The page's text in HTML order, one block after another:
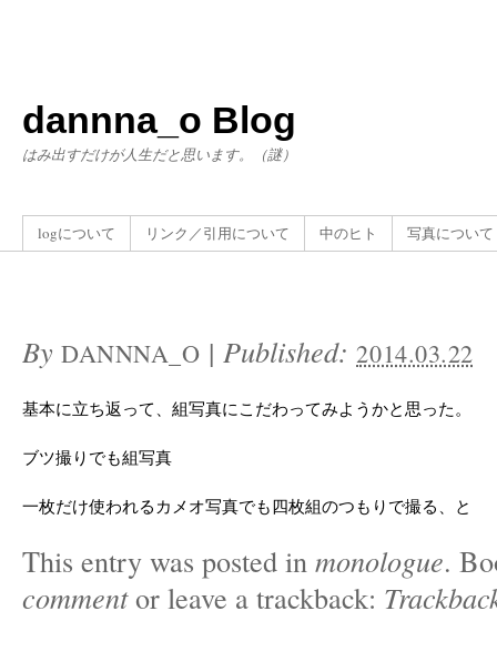
dannna_o Blog
はみ出すだけが人生だと思います。（謎）
logについて リンク／引用について 中のヒト 写真について
By DANNNA_O |Published:2014.03.22
基本に立ち返って、組写真にこだわってみようかと思った。
ブツ撮りでも組写真
一枚だけ使われるカメオ写真でも四枚組のつもりで撮る、と
This entry was posted in monologue.
commentor leave a trackback: